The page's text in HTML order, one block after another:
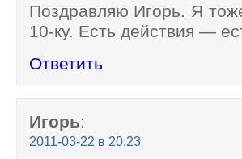
Поздравляю Игорь. Я
10-ку. Есть действия —
Ответить
Игорь:
2011-03-22 в 20:23